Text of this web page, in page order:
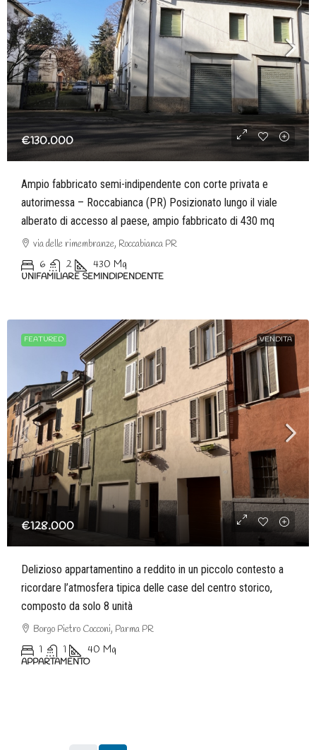
€130.000
Ampio fabbricato semi-indipendente con corte privata e
autorimessa – Roccabianca (PR) Posizionato lungo il viale
alberato di accesso al paese, ampio fabbricato di 430 mq
via delle rimembranze, Roccabianca PR
6 2 430 Mq
UNIFAMILIARE SEMINDIPENDENTE
FEATURED VENDITA
€128.000
Delizioso appartamentino a reddito in un piccolo contesto a
ricordare l’atmosfera tipica delle case del centro storico,
composto da solo 8 unità
Borgo Pietro Cocconi, Parma PR
1 1 40 Mq
APPARTAMENTO